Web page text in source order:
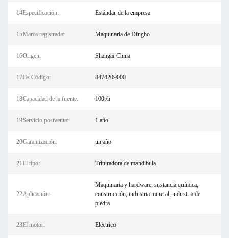
14Especificación: Estándar de la empresa
15Marca registrada: Maquinaria de Dingbo
16Origen: Shangai China
17Hs Código: 8474209000
18Capacidad de la fuente: 100t/h
19Servicio postventa: 1 año
20Garantización: un año
21El tipo: Trituradora de mandíbula
22Aplicación:
Maquinaria y hardware, sustancia química,
construcción, industria mineral, industria de
piedra
23El motor: Eléctrico